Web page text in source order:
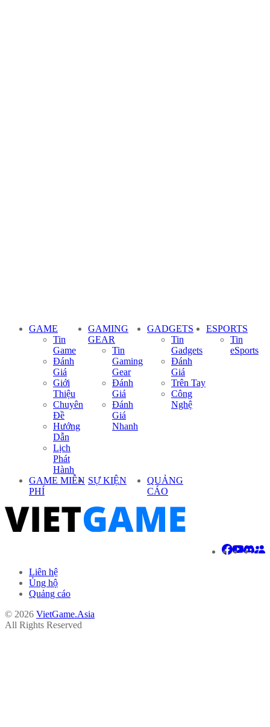
GAME
Tin
Game
Đánh
Giá
Giới
Thiệu
Chuyên
Đề
Hướng
Dẫn
Lịch
Phát
Hành
GAMING
GEAR
Tin
Gaming
Gear
Đánh
Giá
Đánh
Giá
Nhanh
GADGETS
Tin
Gadgets
Đánh
Giá
Trên Tay
Công
Nghệ
ESPORTS
Tin
eSports
GAME MIỄN
PHÍ
SỰ KIỆN
QUẢNG
CÁO
Liên hệ
Ủng hộ
Quảng cáo
© 2026 VietGame.Asia
All Rights Reserved